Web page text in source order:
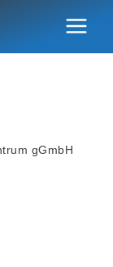
gGmbH